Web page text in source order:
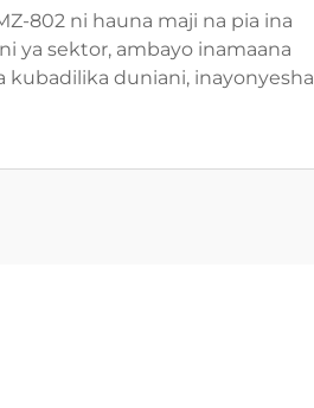
802 ni hauna maji na pia ina
ya sektor, ambayo inamaana
kubadilika duniani, inayonyesha